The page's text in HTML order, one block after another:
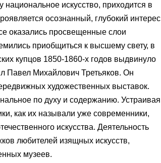
искусство, приходится в
осознанный, глубокий интерес
оказались просвещенные слои
приобщиться к высшему свету, в
купцов 1850-1860-х годов выдвинуло
Павел Михайлович Третьяков. Он
художественных выставок.
по духу и содержанию. Устраивая
как их называли уже современники,
искусства. Деятельность
любителей изящных искусств,
музеев.